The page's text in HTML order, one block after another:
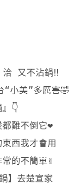
又不沾鍋‼️
“小美”多厲害🤣
👇
都難不倒它❤️
西我才會用
的不簡單✌️
】去楚宣家